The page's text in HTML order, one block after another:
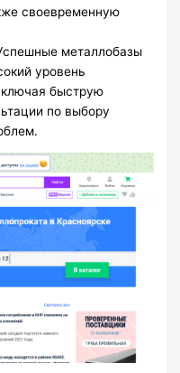
своевременную
металлобазы
уровень
быструю
по выбору